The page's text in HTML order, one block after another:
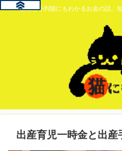
猫にも小判猫にもわかるお金の話。
出産育児一時金と出産